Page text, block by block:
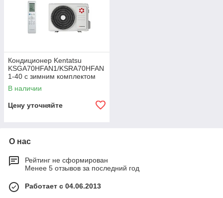
Кондиционер Kentatsu
KSGA70HFAN1/KSRA70HFAN
1-40 с зимним комплектом
(-40)
В наличии
Цену уточняйте
О нас
Рейтинг не сформирован
Менее 5 отзывов за последний год
Работает с 04.06.2013